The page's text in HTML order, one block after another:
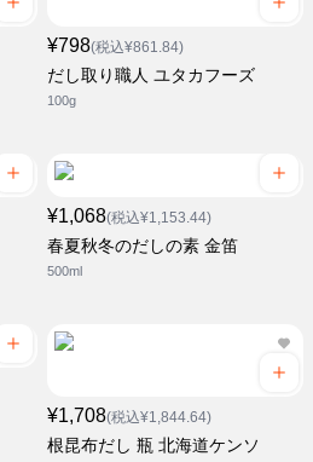
¥798(税込¥861.84)
だし取り職人 ユタカフーズ
100g
¥1,068(税込¥1,153.44)
春夏秋冬のだしの素 金笛
500ml
¥1,708(税込¥1,844.64)
根昆布だし 瓶 北海道ケンソ